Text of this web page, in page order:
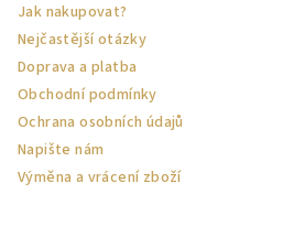
Jak nakupovat?
Nejčastější otázky
Doprava a platba
Obchodní podmínky
Ochrana osobních údajů
Napište nám
Výměna a vrácení zboží